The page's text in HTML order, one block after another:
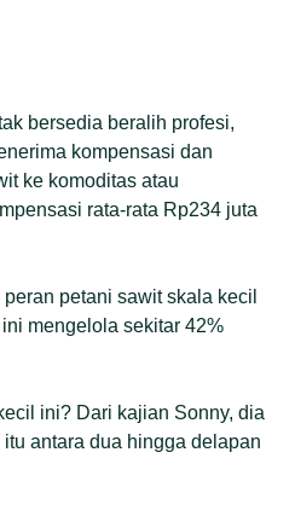
bersedia beralih profesi,
kompensasi dan
ke komoditas atau
rata-rata Rp234 juta
petani sawit skala kecil
mengelola sekitar 42%
ini? Dari kajian Sonny, dia
antara dua hingga delapan